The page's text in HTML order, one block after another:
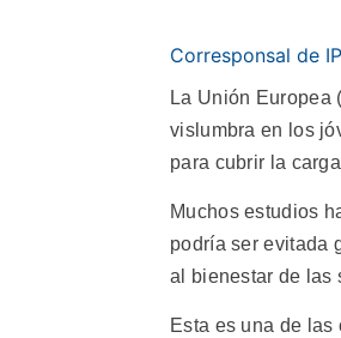
Corresponsal de
La Unión Europea
vislumbra en los
para cubrir la
Muchos estudios
podría ser evitada
al bienestar de las
Esta es una de